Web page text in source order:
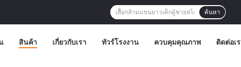
ค้นหา
สินค้า เกี่ยวกับเรา ทัวร์โรงงาน ควบคุมคุณภาพ ติดต่อเ